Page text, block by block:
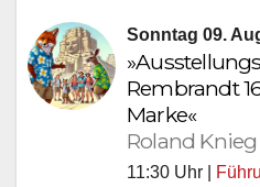
Sonntag 09.
Rembrandt
Marke«
Roland Knieg
11:30 Uhr |